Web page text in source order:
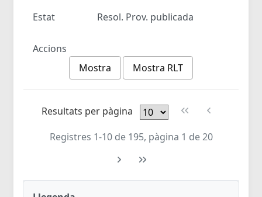
Estat Resol. Prov. publicada
Accions
Mostra
Mostra RLT
Resultats per pàgina
Registres 1-10 de 195, pàgina 1 de 20